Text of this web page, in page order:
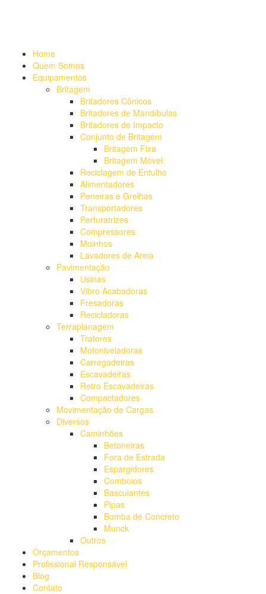
Home
Quem Somos
Equipamentos
Britagem
Britadores Cônicos
Britadores de Mandíbulas
Britadores de Impacto
Conjunto de Britagem
Britagem Fixa
Britagem Móvel
Reciclagem de Entulho
Alimentadores
Peneiras e Grelhas
Transportadores
Perfuratrizes
Compressores
Moinhos
Lavadores de Areia
Pavimentação
Usinas
Vibro Acabadoras
Fresadoras
Recicladoras
Terraplanagem
Tratores
Motoniveladoras
Carregadeiras
Escavadeiras
Retro Escavadeiras
Compactadores
Movimentação de Cargas
Diversos
Caminhões
Betoneiras
Fora de Estrada
Espargidores
Comboios
Basculantes
Pipas
Bomba de Concreto
Munck
Outros
Orçamentos
Profissional Responsável
Blog
Contato